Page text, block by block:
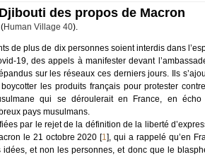
des propos de Macron
Human Village 40).
de plus de dix personnes soient interdis dans
19, des appels à manifester devant
sur les réseaux ces derniers jours. Ils
les produits français pour protester
qui se déroulerait en France, en écho
pays musulmans.
par le rejet de la définition de la liberté
le 21 octobre 2020 [1], qui a rappelé qu’en
et non les personnes, et donc que le